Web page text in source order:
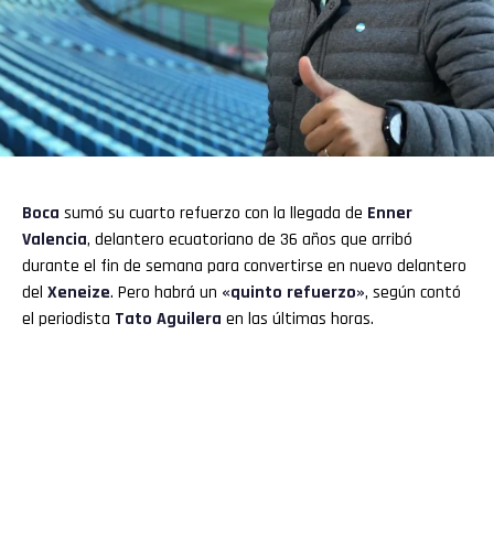
Boca sumó su cuarto refuerzo con la llegada de Enner
Valencia, delantero ecuatoriano de 36 años que arribó
durante el fin de semana para convertirse en nuevo delantero
del Xeneize. Pero habrá un «quinto refuerzo», según contó
el periodista Tato Aguilera en las últimas horas.